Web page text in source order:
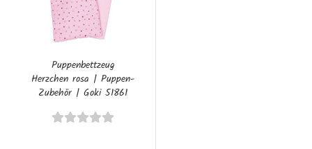
Puppenbettzeug
Herzchen rosa | Puppen-
Zubehör | Goki 51861